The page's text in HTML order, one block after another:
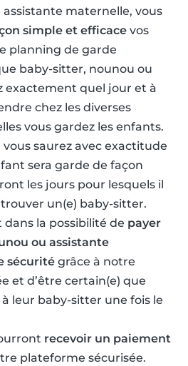
maternelle, vous
simple et efficace vos
planning de garde
baby-sitter, nounou ou
exactement quel jour et à
chez les diverses
vous gardez les enfants.
saurez avec exactitude
sera garde de façon
les jours pour lesquels il
un(e) baby-sitter.
la possibilité de payer
ou assistante
sécurité grâce à notre
et d’être certain(e) que
leur baby-sitter une fois le
recevoir un paiement
plateforme sécurisée.